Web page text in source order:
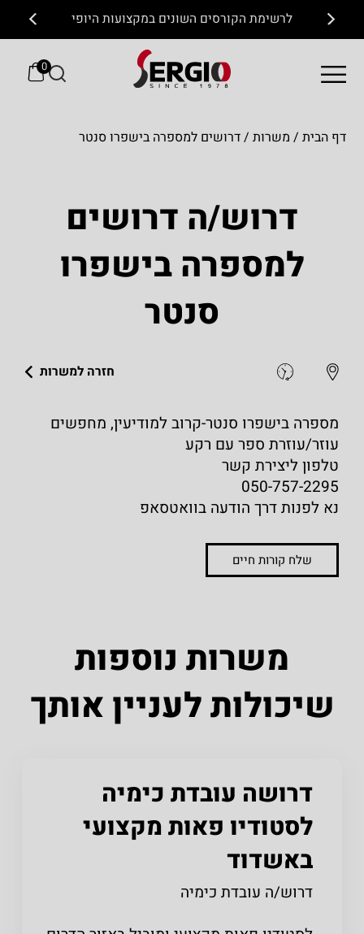
לרשימת הקורסים השונים במקצועות היופי
0
דף הבית / משרות /דרושים למספרה בישפרו סנטר
דרוש/ה דרושים
למספרה בישפרו
סנטר
חזרה למשרות
מספרה בישפרו סנטר-קרוב למודיעין, מחפשים
עוזר/עוזרת ספר עם רקע
טלפון ליצירת קשר
050-757-2295
נא לפנות דרך הודעה בוואטסאפ
שלח קורות חיים
משרות נוספות
שיכולות לעניין אותך
דרושה עובדת כימיה
לסטודיו פאות מקצועי
באשדוד
דרוש/ה עובדת כימיה